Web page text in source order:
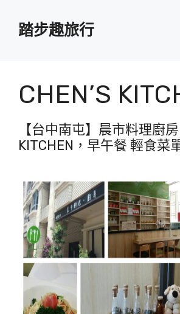
踏步趣旅行
CHEN’S
【台中南屯】晨市料理廚房
KITCHEN，早午餐 輕食菜